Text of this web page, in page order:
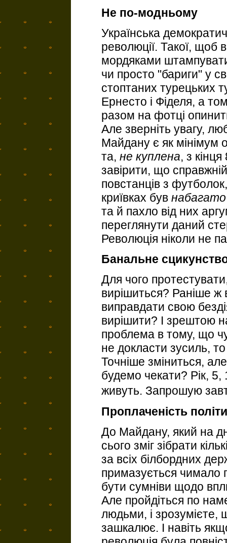
Не по-модньому
Українська
революції. Такої, щоб
мордяками
чи просто "бариги" у
стоптаних турецьких
Ернесто і Фіделя, а
разом на фотці
Але зверніть увагу,
Майдану є як мінімум
та, не куплена, з
завірити, що
повстанців з
криївках був набагато
та й пахло від них
переглянути даний
Революція ніколи не
Банальне
Для чого
вирішиться? Раніше
виправдати свою
вирішити? І зрештою
проблема в тому, що
не докласти зусиль,
Точніше зміниться,
будемо чекати? Рік, 5,
живуть. Запрошую
Проплаченість
До Майдану, який на
сього зміг зібрати
за всіх білбордних
примазується чимало
бути сумніви щодо
Але пройдіться по
людьми, і
зашкалює. І навіть